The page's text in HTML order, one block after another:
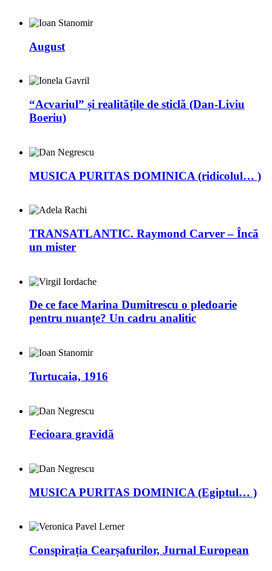
August
“Acvariul” și realitățile de sticlă (Dan-Liviu
Boeriu)
MUSICA PURITAS DOMINICA (ridicolul… )
TRANSATLANTIC. Raymond Carver – Încă
un mister
De ce face Marina Dumitrescu o pledoarie
pentru nuanțe? Un cadru analitic
Turtucaia, 1916
Fecioara gravidă
MUSICA PURITAS DOMINICA (Egiptul… )
Conspirația Cearșafurilor, Jurnal European